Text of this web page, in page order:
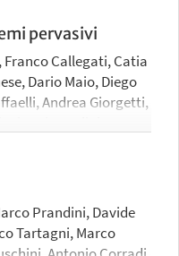
pervasivi
Callegati, Catia
Dario Maio, Diego
Andrea Giorgetti,
Pasolini,
Luca Foschini, Daniele
Prandini, Davide
Tartagni, Marco